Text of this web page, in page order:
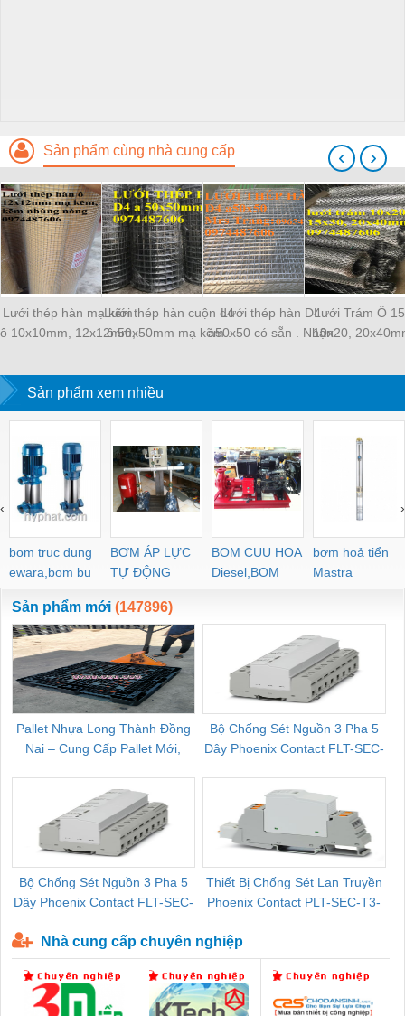
Sản phẩm cùng nhà cung cấp
Lưới thép hàn mạ kẽm
ô 10x10mm, 12x12mm,
25x25mm khổ
1mx30m, 1.2mx30m
Lưới thép hàn cuộn d4
ô 50x50mm mạ kẽm .
1.2mx10m
Lưới thép hàn D4
a50x50 có sẵn . Nhận
thước yêu cầu
Lưới Trám Ô
10x20,
‹ ›
Sản phẩm xem nhiều
bom truc dung
ewara,bom bu
ewara
BƠM ÁP LỰC
TỰ ĐỘNG
BOM CUU HOA
Diesel,BOM
CHUA CHAY
bơm hoả tiển
Mastra
‹ ›
Sản phẩm mới (147896)
Pallet Nhựa Long Thành Đồng
Nai – Cung Cấp Pallet Mới,
Bộ Chống Sét Nguồn 3 Pha 5
Dây Phoenix Contact FLT-SEC-
Bộ Chống Sét Nguồn 3 Pha 5
Dây Phoenix Contact FLT-SEC-
Thiết Bị Chống Sét Lan Truyền
Phoenix Contact PLT-SEC-T3-
Nhà cung cấp chuyên nghiệp